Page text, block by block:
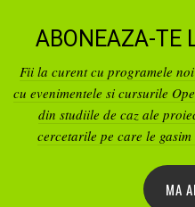
ABONEAZA-TE
Fii la curent cu programele
cu evenimentele si cursurile
din studiile de caz ale
cercetarile pe care le
MA